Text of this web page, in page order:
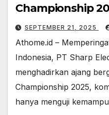
Championship
SEPTEMBER 21, 2025
Athome.id –
Indonesia, PT Sharp
menghadirkan ajang
Championship 2025,
hanya menguji